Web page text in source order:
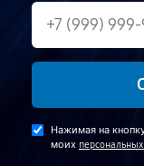
Нажимая на
моих